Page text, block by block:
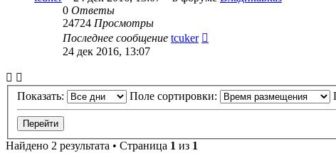
0 Ответы
24724 Просмотры
Последнее сообщение tcuker
24 дек 2016, 13:07
Показать: Поле сортировки:
Найдено 2 результата • Страница 1 из 1